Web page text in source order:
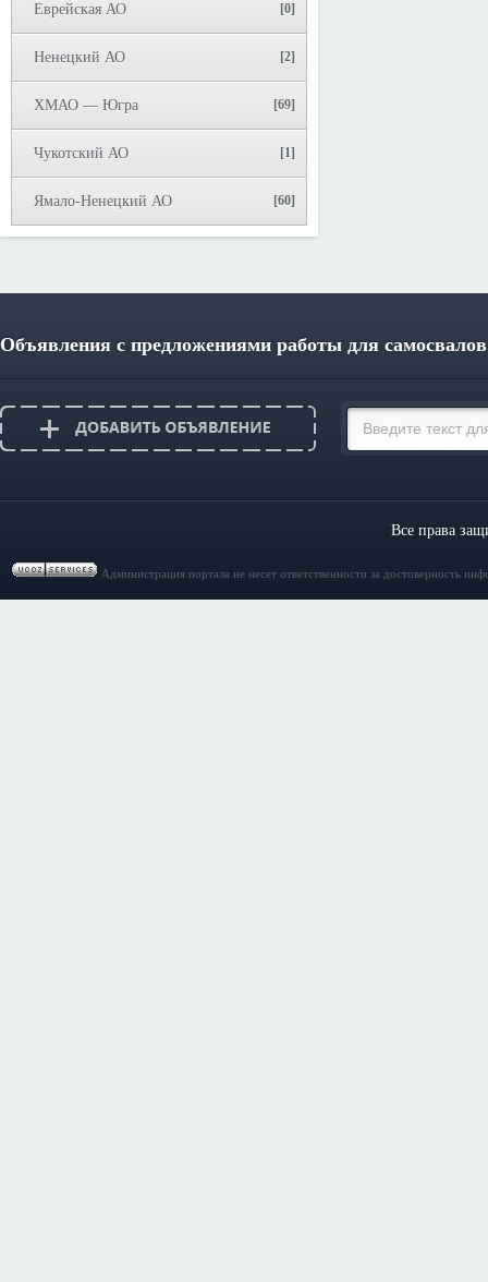
Еврейская АО [0]
Ненецкий АО [2]
ХМАО — Югра [69]
Чукотский АО [1]
Ямало-Ненецкий АО [60]
Объявления с предложениями работы для
Все права
Администрация портала не несет ответственности за достоверность